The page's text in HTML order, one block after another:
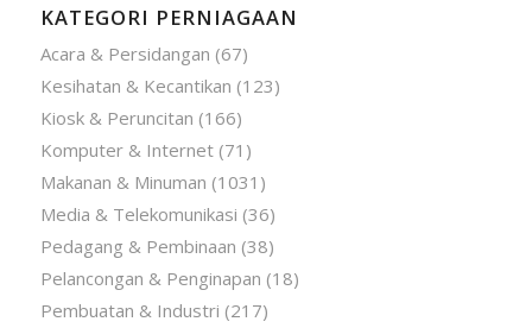
KATEGORI PERNIAGAAN
Acara & Persidangan (67)
Kesihatan & Kecantikan (123)
Kiosk & Peruncitan (166)
Komputer & Internet(71)
Makanan & Minuman (1031)
Media & Telekomunikasi (36)
Pedagang & Pembinaan (38)
Pelancongan & Penginapan (18)
Pembuatan & Industri (217)